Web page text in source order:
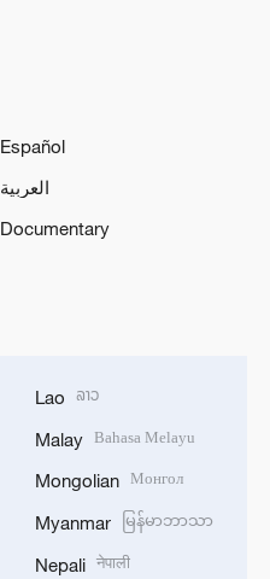
Español
العربية
Documentary
Lao ລາວ
Malay Bahasa Melayu
Mongolian Монгол
Myanmar မြန်မာဘာသာ
Nepali नेपाली